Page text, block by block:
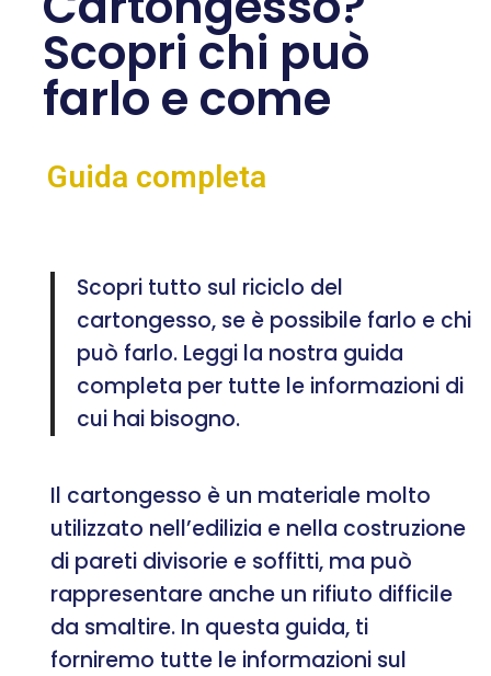
Scopri chi può
farlo e come
Guida completa
Scopri tutto sul riciclo del
cartongesso, se è possibile farlo e chi
può farlo. Leggi la nostra guida
completa per tutte le informazioni di
cui hai bisogno.
Il cartongesso è un materiale molto
utilizzato nell’edilizia e nella costruzione
di pareti divisorie e soffitti, ma può
rappresentare anche un rifiuto difficile
da smaltire. In questa guida, ti
forniremo tutte le informazioni sul